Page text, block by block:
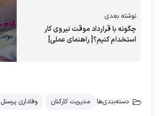
کارمندانی با انگیزه و سازمانی موفق
کنید.
درخواست مشاوره
بخش خصوصی و بخش دولتی به اندازه
نوشته بعدی
چگونه با قرارداد موقت نیروی کار
استخدام کنیم؟[ راهنمای عملی]
دسته‌بندی‌ها مدیریت کارکنان وفاداری پرسنل